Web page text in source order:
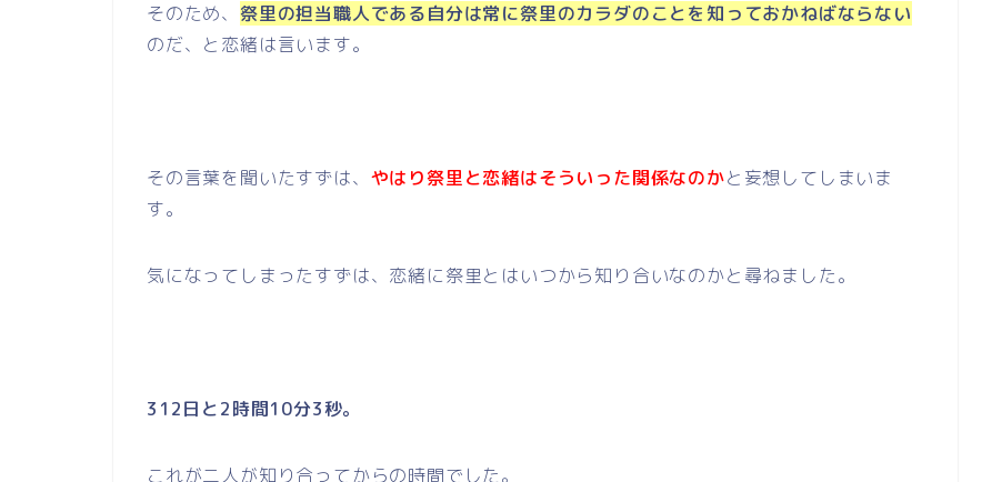
そのため、 祭里の担当職人である自分は常に祭里のカラダのことを知っておかねばならない
のだ、と恋緒は言います。
その言葉を聞いたすずは、 やはり祭里と恋緒はそういった関係なのかと妄想してしまいま
す。
気になってしまったすずは、恋緒に祭里とはいつから知り合いなのかと尋ねました。
312日と2時間10分3秒。
これが二人が知り合ってからの時間でした。